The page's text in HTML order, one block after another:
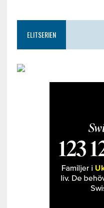
ELITSERIEN